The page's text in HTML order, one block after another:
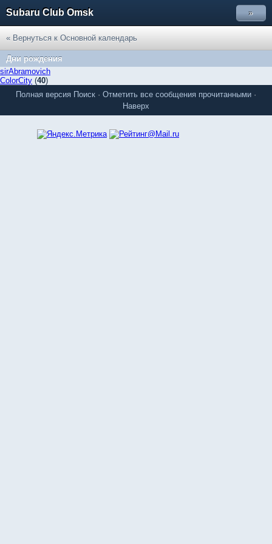
Subaru Club Omsk »
« Вернуться к Основной календарь
Дни рождения
sirAbramovich
ColorCity (40)
Полная версия Поиск · Отметить все сообщения прочитанными ·
Наверх